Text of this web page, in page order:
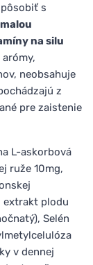
s
na silu
neobsahuje
z
pre zaistenie
L-askorbová
ruže 10mg,
extrakt plodu
Selén
v dennej